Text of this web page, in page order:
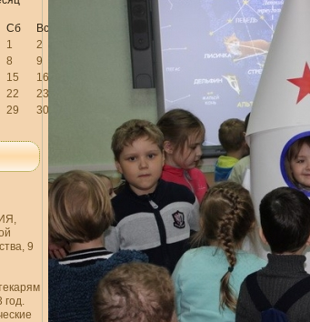
Сб
Вс
1
2
8
9
15
16
22
23
29
30
9
год.